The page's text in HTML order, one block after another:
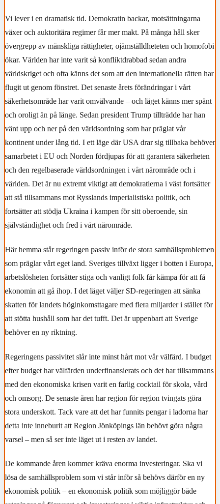
Vi lever i en dramatisk tid. Demokratin backar, motsättningarna
växer och auktoritära regimer får mer makt. På många håll sker
övergrepp av mänskliga rättigheter, ojämställdheteten och homofobi
ökar. Världen har inte varit så konfliktdrabbad sedan andra
världskriget och ofta känns det som att den internationella rätten har
flugit ut genom fönstret. Det senaste årets förändringar i vårt
säkerhetsområde har varit omvälvande – och läget känns mer spänt
och oroligt än på länge. Sedan president Trump tillträdde har han
vänt upp och ner på den världsordning som har präglat vår
kontinent under lång tid. I ett läge där USA drar sig tillbaka behöver
samarbetet i EU och Norden fördjupas för att garantera säkerheten
och den regelbaserade världsordningen i vårt närområde och i
världen. Det är nu extremt viktigt att demokratierna i väst fortsätter
att stå tillsammans mot Rysslands imperialistiska politik, och
fortsätter att stödja Ukraina i kampen för sitt oberoende, sin
självständighet och fred i vårt närområde.
Här hemma står regeringen passiv inför de stora samhällsproblemen
som präglar vårt eget land. Sveriges tillväxt ligger i botten i Europa,
arbetslösheten fortsätter stiga och vanligt folk får kämpa för att få
ekonomin att gå ihop. I det läget väljer SD-regeringen att sänka
skatten för landets höginkomsttagare med flera miljarder i stället för
att stötta hushåll som har det tufft. Det är uppenbart att Sverige
behöver en ny riktning.
Regeringens passivitet slår inte minst hårt mot vår välfärd. I budget
efter budget har välfärden underfinansierats och det har tillsammans
med den ekonomiska krisen varit en farlig cocktail för skola, vård
och omsorg. De senaste åren har region för region tvingats göra
stora underskott. Tack vare att det har funnits pengar i ladorna har
detta inte inneburit att Region Jönköpings län behövt göra några
varsel – men så ser inte läget ut i resten av landet.
De kommande åren kommer kräva enorma investeringar. Ska vi
lösa de samhällsproblem som vi står inför så behövs därför en ny
ekonomisk politik – en ekonomisk politik som möjliggör både